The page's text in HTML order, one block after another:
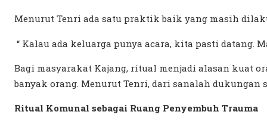
Menurut Tenri ada satu praktik baik yang masih
“ Kalau ada keluarga punya acara, kita pasti
Bagi masyarakat Kajang, ritual menjadi alasan kuat
banyak orang. Menurut Tenri, dari sanalah
Ritual Komunal sebagai Ruang Penyembuh Trauma